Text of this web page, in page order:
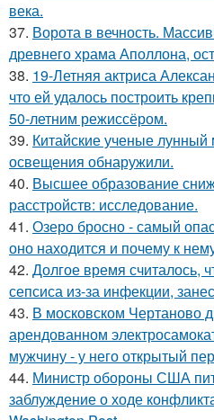
века.
37. Ворота в вечность.
древнего храма Аполлона,
38. 19-Летняя актриса
что ей удалось построить
50-летним режиссёром.
39. Китайские ученые лунный
освещения обнаружили.
40. Высшее образование
расстройств: исследование.
41. Озеро бросно - самый
оно находится и почему к
42. Долгое время считалось,
сепсиса из-за инфекции,
43. В московском Чертаново
арендованном
мужчину - у него открытый
44. Министр обороны США
заблуждение о ходе